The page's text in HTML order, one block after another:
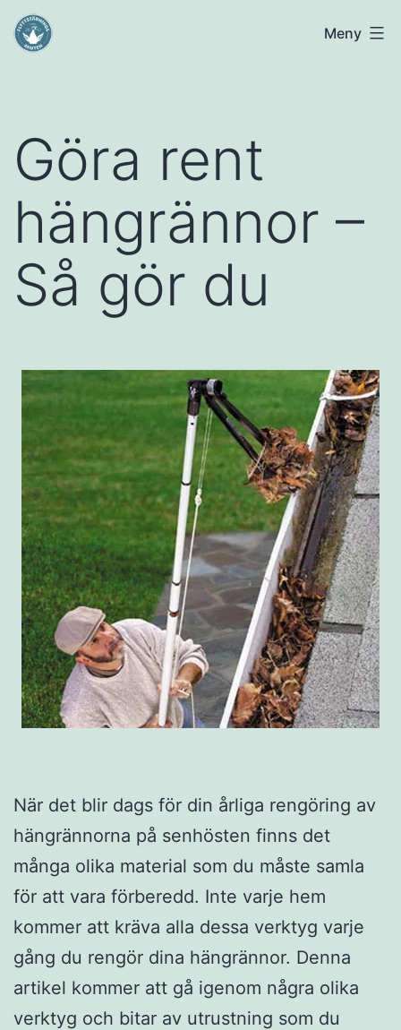
Hoppa
tillFlyttstädning
Meny
Göra rent
hängrännor –
Så gör du
När det blir dags för din årliga rengöring av
hängrännorna på senhösten finns det
många olika material som du måste samla
för att vara förberedd. Inte varje hem
kommer att kräva alla dessa verktyg varje
gång du rengör dina hängrännor. Denna
artikel kommer att gå igenom några olika
verktyg och bitar av utrustning som du